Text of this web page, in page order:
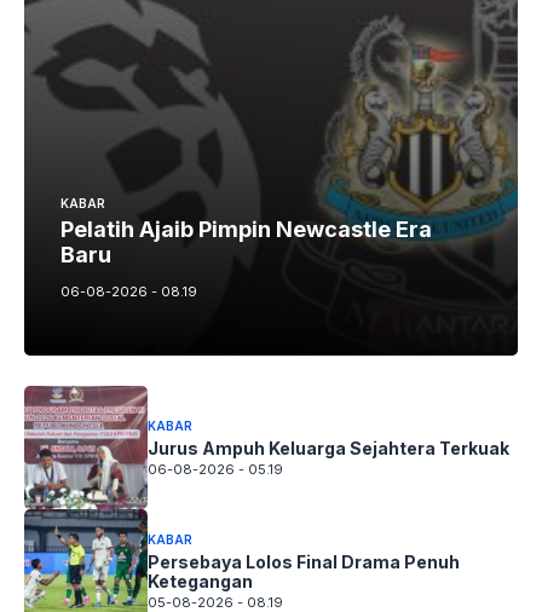
KABAR
Pelatih Ajaib Pimpin Newcastle Era
Baru
06-08-2026 - 08.19
KABAR
Jurus Ampuh Keluarga Sejahtera Terkuak
06-08-2026 - 05.19
KABAR
Persebaya Lolos Final Drama Penuh
Ketegangan
05-08-2026 - 08.19